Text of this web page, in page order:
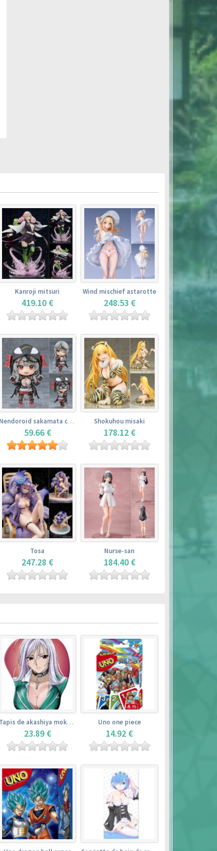
Kanroji mitsuri
419.10 €
Wind mischief astarotte
248.53 €
Nendoroid sakamata chloe
59.66 €
Shokuhou misaki
178.12 €
Tosa
247.28 €
Nurse-san
184.40 €
Tapis de akashiya moka – rosario + vampire
23.89 €
Uno one piece
14.92 €